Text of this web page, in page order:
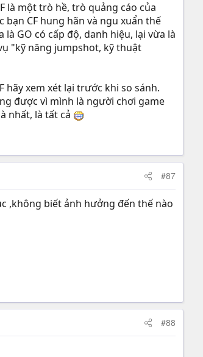
là một trò hề, trò quảng cáo của
CF hung hãn và ngu xuẩn thế
là GO có cấp độ, danh hiệu, lại vừa là
"kỹ năng jumpshot, kỹ thuật
hãy xem xét lại trước khi so sánh.
được vì mình là người chơi game
nhất, là tất cả
#87
,không biết ảnh hưởng đến thế nào
#88